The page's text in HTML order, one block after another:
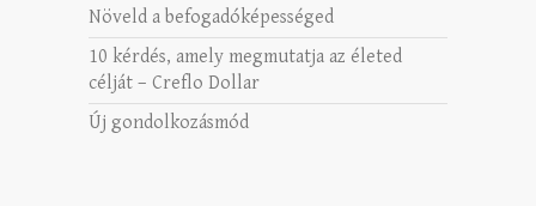
Növeld a befogadóképességed
10 kérdés, amely megmutatja az életed
célját – Creflo Dollar
Új gondolkozásmód